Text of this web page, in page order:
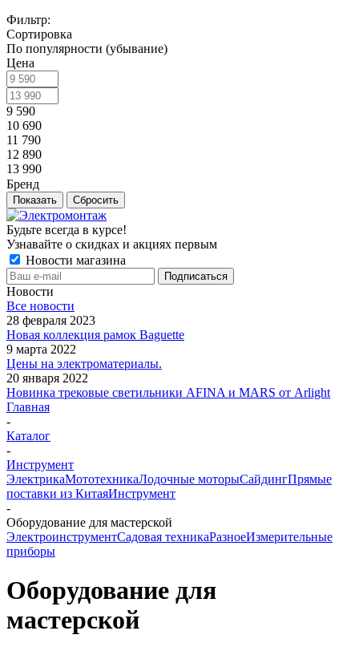
Фильтр:
Сортировка
По популярности (убывание)
Цена
9 590
10 690
11 790
12 890
13 990
Бренд
Показать Сбросить
Будьте всегда в курсе!
Узнавайте о скидках и акциях первым
Новости магазина
Новости
Все новости
28 февраля 2023
Новая коллекция рамок Baguette
9 марта 2022
Цены на электроматериалы.
20 января 2022
Новинка трековые светильники AFINA и MARS от Arlight
Главная
-
Каталог
-
Инструмент
ЭлектрикаМототехникаЛодочные моторыСайдингПрямые
поставки из КитаяИнструмент
-
Оборудование для мастерской
ЭлектроинструментСадовая техникаРазноеИзмерительные
приборы
Оборудование для
мастерской